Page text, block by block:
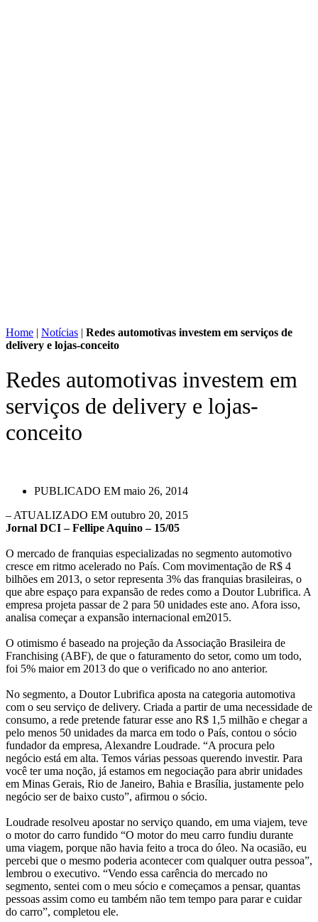
Home | Notícias | Redes automotivas investem em serviços de
delivery e lojas-conceito
Redes automotivas investem em
serviços de delivery e lojas-
conceito
PUBLICADO EM maio 26, 2014
– ATUALIZADO EM outubro 20, 2015
Jornal DCI – Fellipe Aquino – 15/05
O mercado de franquias especializadas no segmento automotivo
cresce em ritmo acelerado no País. Com movimentação de R$ 4
bilhões em 2013, o setor representa 3% das franquias brasileiras, o
que abre espaço para expansão de redes como a Doutor Lubrifica. A
empresa projeta passar de 2 para 50 unidades este ano. Afora isso,
analisa começar a expansão internacional em2015.
O otimismo é baseado na projeção da Associação Brasileira de
Franchising (ABF), de que o faturamento do setor, como um todo,
foi 5% maior em 2013 do que o verificado no ano anterior.
No segmento, a Doutor Lubrifica aposta na categoria automotiva
com o seu serviço de delivery. Criada a partir de uma necessidade de
consumo, a rede pretende faturar esse ano R$ 1,5 milhão e chegar a
pelo menos 50 unidades da marca em todo o País, contou o sócio
fundador da empresa, Alexandre Loudrade. “A procura pelo
negócio está em alta. Temos várias pessoas querendo investir. Para
você ter uma noção, já estamos em negociação para abrir unidades
em Minas Gerais, Rio de Janeiro, Bahia e Brasília, justamente pelo
negócio ser de baixo custo”, afirmou o sócio.
Loudrade resolveu apostar no serviço quando, em uma viajem, teve
o motor do carro fundido “O motor do meu carro fundiu durante
uma viagem, porque não havia feito a troca do óleo. Na ocasião, eu
percebi que o mesmo poderia acontecer com qualquer outra pessoa”,
lembrou o executivo. “Vendo essa carência do mercado no
segmento, sentei com o meu sócio e começamos a pensar, quantas
pessoas assim como eu também não tem tempo para parar e cuidar
do carro”, completou ele.